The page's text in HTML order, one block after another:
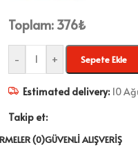
Toplam: 376₺
- + Sepete Ekle
Estimated delivery: 10
Takip et:
(0)GÜVENLI ALIŞVERIŞ